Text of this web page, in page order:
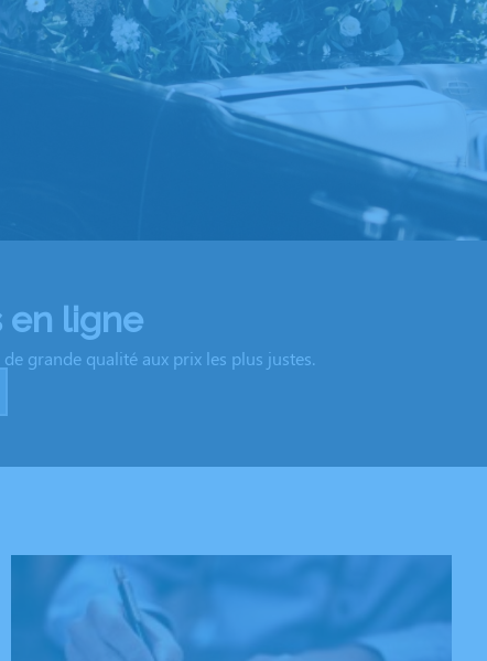
en ligne
grande qualité aux prix les plus justes.